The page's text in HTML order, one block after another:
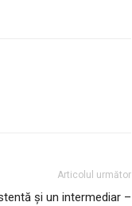
Articolul următor
și un intermediar –